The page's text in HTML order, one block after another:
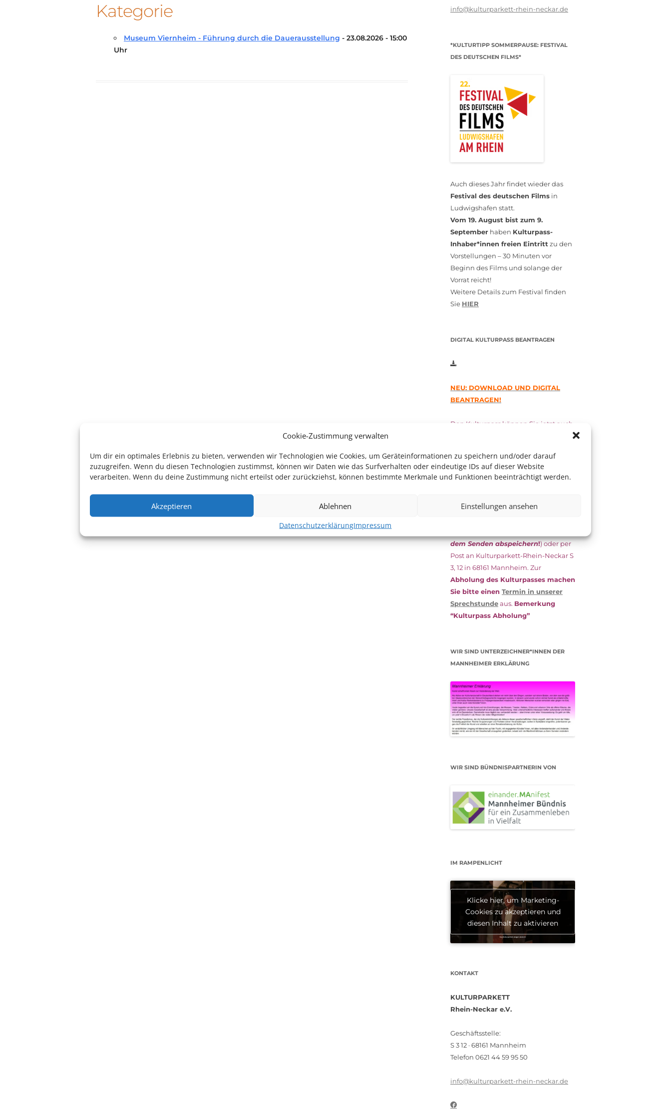
Cookie-Zustimmung verwalten
Um dir ein optimales Erlebnis zu bieten, verwenden wir Technologien wie Cookies, um Geräteinformationen zu speichern und/oder darauf
zuzugreifen. Wenn du diesen Technologien zustimmst, können wir Daten wie das Surfverhalten oder eindeutige IDs auf dieser Website
verarbeiten. Wenn du deine Zustimmung nicht erteilst oder zurückziehst, können bestimmte Merkmale und Funktionen beeinträchtigt werden.
Akzeptieren Ablehnen Einstellungen ansehen
DatenschutzerklärungImpressum
TRANSPARENZ
Kategorie
Museum Viernheim - Führung durch die Dauerausstellung - 23.08.2026 - 15:00
Uhr
info@kulturparkett-rhein-neckar.de
*KULTURTIPP SOMMERPAUSE: FESTIVAL
DES DEUTSCHEN FILMS*
Auch dieses Jahr findet wieder das
Festival des deutschen Films in
Ludwigshafen statt.
Vom 19. August bist zum 9.
September haben Kulturpass-
Inhaber*innen freien Eintritt zu den
Vorstellungen – 30 Minuten vor
Beginn des Films und solange der
Vorrat reicht!
Weitere Details zum Festival finden
Sie HIER
DIGITAL KULTURPASS BEANTRAGEN
NEU: DOWNLOAD UND DIGITAL
BEANTRAGEN!
Den Kulturpass können Sie jetzt auch
esunterschriebenzusammen mit
dem aktuellen
(Bürgergeld/
das Kulturparkett zurück: Per E-Mail
dem Senden abspeichern!) oder per
Post an Kulturparkett-Rhein-Neckar S
3, 12 in 68161 Mannheim. Zur
Abholung des Kulturpasses machen
Sie bitte einen Termin in unserer
Sprechstundeaus. Bemerkung
“Kulturpass Abholung”
WIR SIND UNTERZEICHNER*INNEN DER
MANNHEIMER ERKLÄRUNG
WIR SIND BÜNDNISPARTNERIN VON
IM RAMPENLICHT
Klicke hier, um Marketing-
Cookies zu akzeptieren und
diesen Inhalt zu aktivieren
KONTAKT
KULTURPARKETT
Rhein-Neckar e.V.
Geschäftsstelle:
S 3 12 · 68161 Mannheim
Telefon 0621 44 59 95 50
info@kulturparkett-rhein-neckar.de